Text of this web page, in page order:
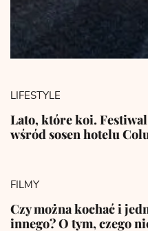
LIFESTYLE
Lato, które koi.
wśród sosen hotelu
FILMY
Czy można kochać i
innego? O tym, czego